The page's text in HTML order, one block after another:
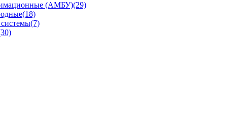
(АМБУ)(29)
(18)
(7)